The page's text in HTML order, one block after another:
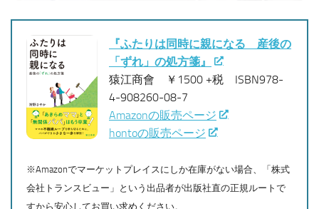
『ふたりは同時に親になる 産後の
「ずれ」の処方箋』
猿江商會 ￥1500 +税 ISBN978-
4-908260-08-7
Amazonの販売ページ
hontoの販売ページ
※Amazonでマーケットプレイスにしか在庫がない場合、「株式
会社トランスビュー」という出品者が出版社直の正規ルートで
すから安心してお買い求めください。